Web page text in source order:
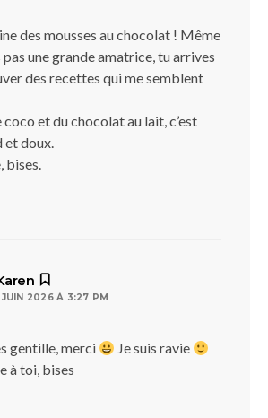
des mousses au chocolat ! Même
pas une grande amatrice, tu arrives
des recettes qui me semblent
et du chocolat au lait, c’est
et doux.
bises.
JUIN 2026 À 3:27 PM
gentille, merci
Je suis ravie
à toi, bises